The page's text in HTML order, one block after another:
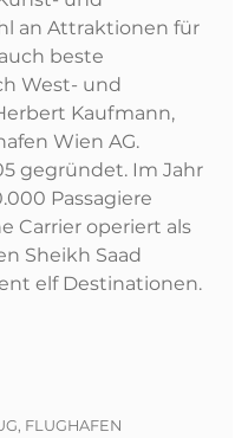
an Attraktionen für
beste
West- und
Kaufmann,
Wien AG.
gegründet. Im Jahr
Passagiere
Carrier operiert als
Sheikh Saad
elf Destinationen.
FLUGHAFEN